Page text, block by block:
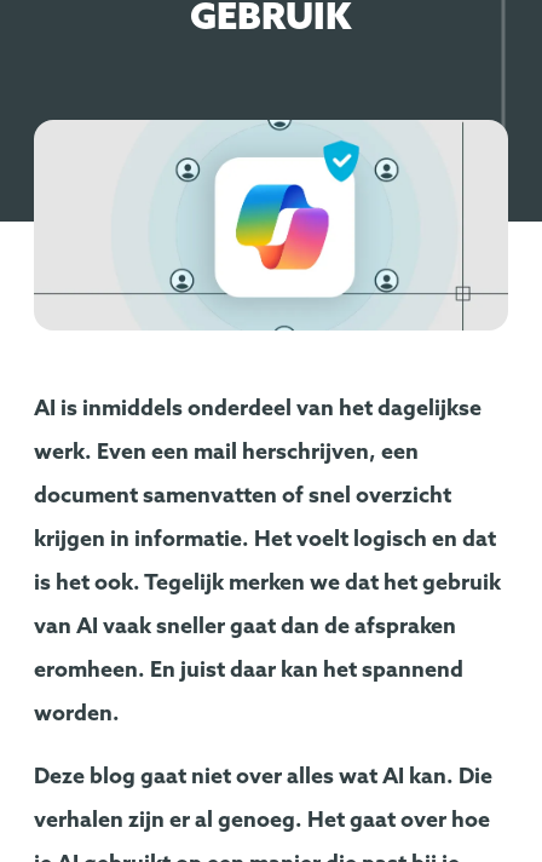
GEBRUIK
AI is inmiddels onderdeel van het dagelijkse
werk. Even een mail herschrijven, een
document samenvatten of snel overzicht
krijgen in informatie. Het voelt logisch en dat
is het ook. Tegelijk merken we dat het gebruik
van AI vaak sneller gaat dan de afspraken
eromheen. En juist daar kan het spannend
worden.
Deze blog gaat niet over alles wat AI kan. Die
verhalen zijn er al genoeg. Het gaat over hoe